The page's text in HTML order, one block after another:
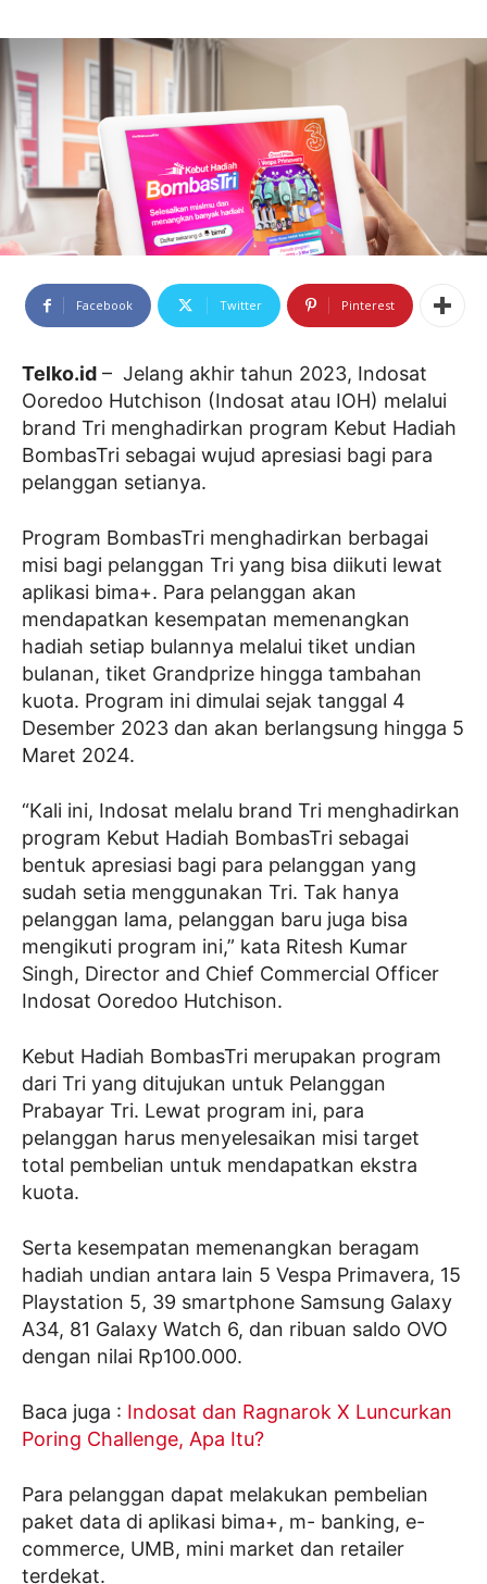
Facebook Twitter Pinterest
Telko.id – Jelang akhir tahun 2023, Indosat
Ooredoo Hutchison (Indosat atau IOH) melalui
brand Tri menghadirkan program Kebut Hadiah
BombasTri sebagai wujud apresiasi bagi para
pelanggan setianya.
Program BombasTri menghadirkan berbagai
misi bagi pelanggan Tri yang bisa diikuti lewat
aplikasi bima+. Para pelanggan akan
mendapatkan kesempatan memenangkan
hadiah setiap bulannya melalui tiket undian
bulanan, tiket Grandprize hingga tambahan
kuota. Program ini dimulai sejak tanggal 4
Desember 2023 dan akan berlangsung hingga 5
Maret 2024.
“Kali ini, Indosat melalu brand Tri menghadirkan
program Kebut Hadiah BombasTri sebagai
bentuk apresiasi bagi para pelanggan yang
sudah setia menggunakan Tri. Tak hanya
pelanggan lama, pelanggan baru juga bisa
mengikuti program ini,” kata Ritesh Kumar
Singh, Director and Chief Commercial Officer
Indosat Ooredoo Hutchison.
Kebut Hadiah BombasTri merupakan program
dari Tri yang ditujukan untuk Pelanggan
Prabayar Tri. Lewat program ini, para
pelanggan harus menyelesaikan misi target
total pembelian untuk mendapatkan ekstra
kuota.
Serta kesempatan memenangkan beragam
hadiah undian antara lain 5 Vespa Primavera, 15
Playstation 5, 39 smartphone Samsung Galaxy
A34, 81 Galaxy Watch 6, dan ribuan saldo OVO
dengan nilai Rp100.000.
Baca juga : Indosat dan Ragnarok X Luncurkan
Poring Challenge, Apa Itu?
Para pelanggan dapat melakukan pembelian
paket data di aplikasi bima+, m- banking, e-
commerce, UMB, mini market dan retailer
terdekat.